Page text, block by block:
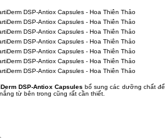
DSP-Antiox Capsules bổ sung các dưỡng chất để
từ bên trong cũng rất cần thiết.